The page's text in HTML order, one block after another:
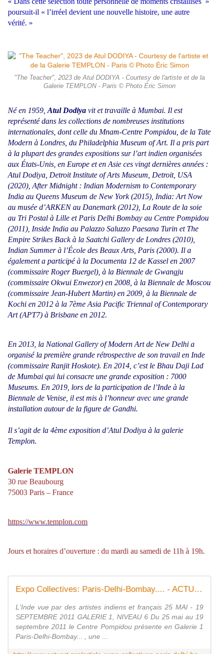
poursuit-il « l’irréel devient une nouvelle histoire, une autre
vérité. »
"The Teacher", 2023 de Atul DODIYA - Courtesy de l'artiste et de la
Galerie TEMPLON - Paris © Photo Éric Simon
Né en 1959, Atul Dodiya vit et travaille à Mumbai. Il est
représenté dans les collections de nombreuses institutions
internationales, dont celle du Mnam-Centre Pompidou, de la Tate
Modern à Londres, du Philadelphia Museum of Art. Il a pris part
à la plupart des grandes expositions sur l’art indien organisées
aux États-Unis, en Europe et en Asie ces vingt dernières années :
Atul Dodiya, Detroit Institute of Arts Museum, Detroit, USA
(2020), After Midnight : Indian Modernism to Contemporary
India au Queens Museum de New York (2015), India: Art Now
au musée d’ARKEN au Danemark (2012), La Route de la soie
au Tri Postal à Lille et Paris Delhi Bombay au Centre Pompidou
(2011), Inside India au Palazzo Saluzzo Paesana Turin et The
Empire Strikes Back à la Saatchi Gallery de Londres (2010),
Indian Summer à l’École des Beaux Arts, Paris (2000). Il a
également a participé à la Documenta 12 de Kassel en 2007
(commissaire Roger Buergel), à la Biennale de Gwangju
(commissaire Okwui Enwezor) en 2008, à la Biennale de Moscou
(commissaire Jean-Hubert Martin) en 2009, à la Biennale de
Kochi en 2012 à la 7ème Asia Pacific Triennal of Contemporary
Art (APT7) à Brisbane en 2012.
En 2013, la National Gallery of Modern Art de New Delhi a
organisé la première grande rétrospective de son travail en Inde
(commissaire Ranjit Hoskote). En 2014, c’est le Bhau Daji Lad
de Mumbai qui lui consacre une grande exposition : 7000
Museums. En 2019, lors de la participation de l’Inde à la
Biennale de Venise, il est mis à l’honneur avec une grande
installation autour de la figure de Gandhi.
Il s’agit de la 4ème exposition d’Atul Dodiya à la galerie
Templon.
Galerie TEMPLON
30 rue Beaubourg
75003 Paris – France
https://www.templon.com
Jours et horaires d’ouverture : du mardi au samedi de 11h à 19h.
Expo Collectives: Paris-Delhi-Bombay.... - ACTUART by Eric SIMON
L'Inde vue par des artistes indiens et français 25 MAI - 19
SEPTEMBRE 2011 GALERIE 1, NIVEAU 6 Du 25 mai au 19
septembre 2011 le Centre Pompidou présente en Galerie 1
Paris-Delhi-Bombay... , une ...